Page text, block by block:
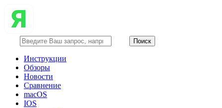
Инструкции
Обзоры
Новости
Сравнение
macOS
IOS